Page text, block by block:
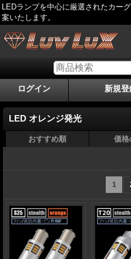
LEDランプを中心に厳選されたカー
案いたします。
ログイン 新規登
LED オレンジ発光
おすすめ順 価格
1